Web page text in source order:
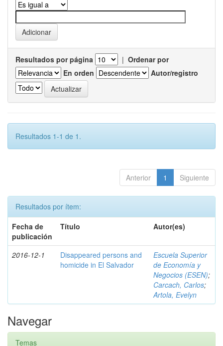
Resultados por página | Ordenar por
En orden
Autor/registro
Resultados 1-1 de 1.
Anterior 1 Siguiente
Resultados por ítem:
Fecha de
publicación
Título Autor(es)
2016-12-1
Disappeared persons and
homicide in El Salvador
Escuela Superior
de Economía y
Negocios (ESEN);
Carcach, Carlos;
Artola, Evelyn
Navegar
Temas